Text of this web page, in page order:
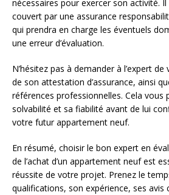
nécessaires pour exercer son activité.
couvert par une assurance
qui prendra en charge les éventuels
une erreur d’évaluation.
N’hésitez pas à demander à l’expert
de son attestation d’assurance, ainsi
références professionnelles. Cela vous
solvabilité et sa fiabilité avant de lui
votre futur appartement neuf.
En résumé, choisir le bon expert en
de l’achat d’un appartement neuf est
réussite de votre projet. Prenez le
qualifications, son expérience, ses avis